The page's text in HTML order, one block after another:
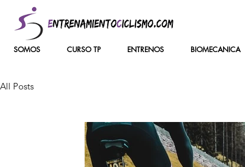
SOMOS CURSO TP ENTRENOS BIOMECANICA
All Posts